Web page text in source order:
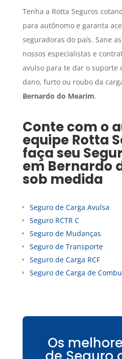
Tenha a Rotta Seguros
para autônomo e garanta
seguradoras do país. Sane
nossos especialistas e
avulso para te dar o suporte
dano, furto ou roubo da
Bernardo do Mearim.
Conte com o
equipe Rotta
faça seu
em Bernardo
sob medida
Seguro de Carga Avulsa
Seguro RCTR C
Seguro de Mudanças
Seguro de Transporte
Seguro de Carga RCF
Seguro de Carga de
Os